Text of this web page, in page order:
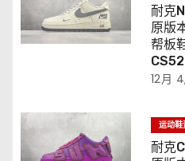
耐克
原版
帮板
12月
运动鞋
耐克